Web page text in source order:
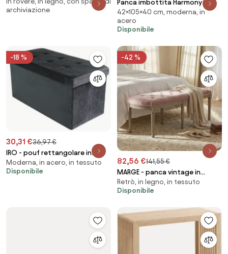
quercia Confetti
archiviazione
Panca imbottita Harmony in
bianco/nero/oro - H42 cm
42×105×40 cm, moderna, in
acero
Disponibile
-18 %
30,31 €36,97 €
IRO - pouf rettangolare in
velluto
Moderna, in acero, in tessuto
Disponibile
-42 %
82,56 €141,55 €
MARGE - panca vintage in
velluto
Retrò, in legno, in tessuto
Disponibile